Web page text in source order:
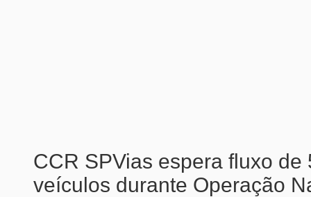
CCR SPVias espera fluxo de
veículos durante Operação